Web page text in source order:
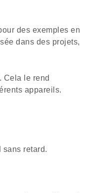
des exemples en
dans des projets,
Cela le rend
appareils.
retard.